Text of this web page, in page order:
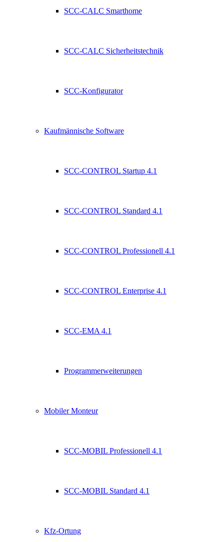
SCC-CALC Smarthome
SCC-CALC Sicherheitstechnik
SCC-Konfigurator
Kaufmännische Software
SCC-CONTROL Startup 4.1
SCC-CONTROL Standard 4.1
SCC-CONTROL Professionell 4.1
SCC-CONTROL Enterprise 4.1
SCC-EMA 4.1
Programmerweiterungen
Mobiler Monteur
SCC-MOBIL Professionell 4.1
SCC-MOBIL Standard 4.1
Kfz-Ortung